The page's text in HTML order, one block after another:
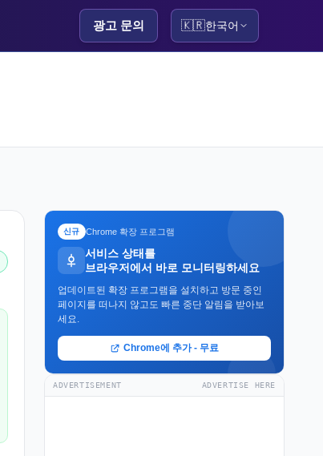
광고 문의 🇰🇷한국어
신규 Chrome 확장 프로그램
서비스 상태를
브라우저에서 바로 모니터링하세요
업데이트된 확장 프로그램을 설치하고 방문 중인
페이지를 떠나지 않고도 빠른 중단 알림을 받아보
세요.
Chrome에 추가 - 무료
ADVERTISEMENT ADVERTISE HERE